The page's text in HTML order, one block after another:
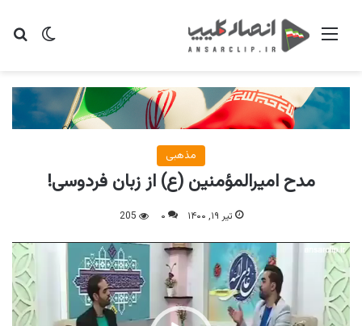
تغییر منو
مذهبی
مدح امیرالمؤمنین (ع) از زبان فردوسی!
تیر ۱۹, ۱۴۰۰ ۰ 205
نمایشگر
ویدیو